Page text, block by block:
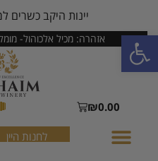
פתח סרגל נגישות
יינות היקב כשרים
אזהרה: מכיל אלכוהול-
₪0.00
לחנות היין